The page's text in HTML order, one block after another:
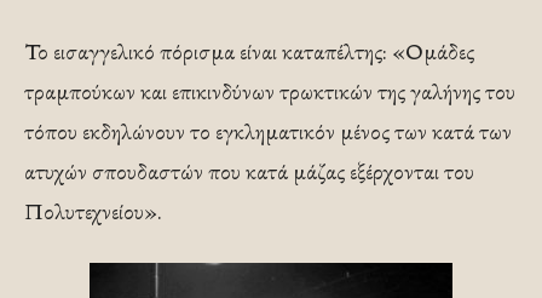
Το εισαγγελικό πόρισμα είναι καταπέλτης: «Ομάδες
τραμπούκων και επικινδύνων τρωκτικών της γαλήνης του
τόπου εκδηλώνουν το εγκληματικόν μένος των κατά των
ατυχών σπουδαστών που κατά μάζας εξέρχονται του
Πολυτεχνείου».